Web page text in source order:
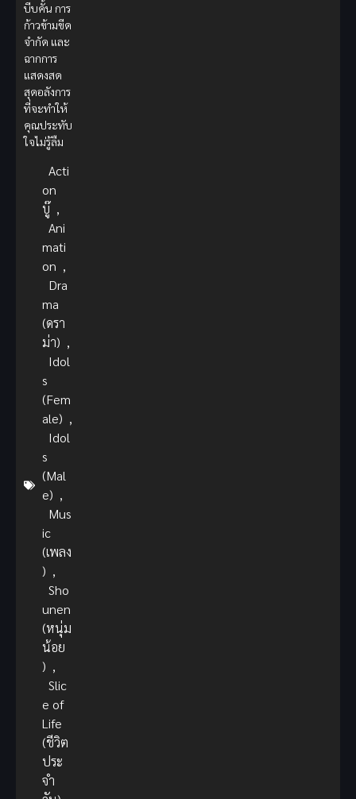
บีบคั้น การ
ก้าวข้ามขีด
จำกัด และ
ฉากการ
แสดงสด
สุดอลังการ
ที่จะทำให้
คุณประทับ
ใจไม่รู้ลืม
Acti
on
บู๊ ,
Ani
mati
on ,
Dra
ma
(ดรา
ม่า) ,
Idol
s
(Fem
ale) ,
Idol
s
(Mal
e) ,
Mus
ic
(เพลง
) ,
Sho
unen
(หนุ่ม
น้อย
) ,
Slic
e of
Life
(ชีวิต
ประ
จำ